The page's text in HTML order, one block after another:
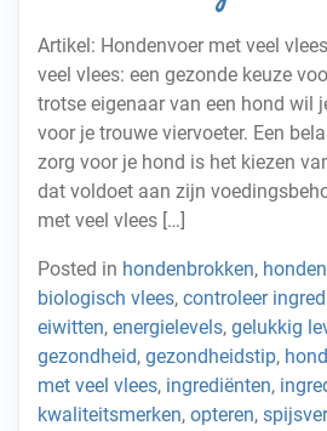
Artikel: Hondenvoer met veel
veel vlees: een gezonde keuze
trotse eigenaar van een hond wil
voor je trouwe viervoeter. Een
zorg voor je hond is het kiezen
dat voldoet aan zijn
met veel vlees […]
Posted in hondenbrokken,
biologisch vlees, controleer
eiwitten, energielevels, gelukkig
gezondheid, gezondheidstip,
met veel vlees, ingrediënten,
kwaliteitsmerken, opteren,